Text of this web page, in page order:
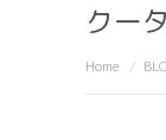
クー
You are
Home